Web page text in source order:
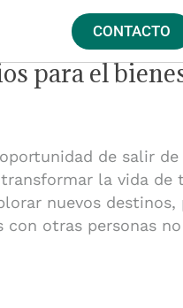
CONTACTO
para el
de salir de
la vida de
nuevos destinos,
otras personas